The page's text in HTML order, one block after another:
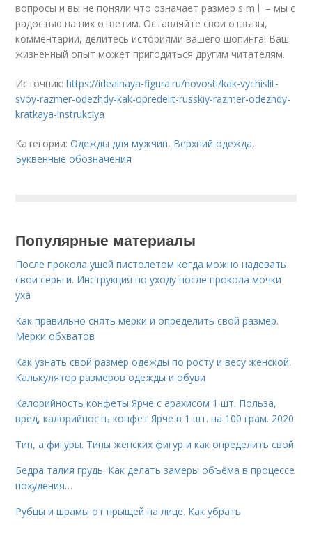
вопросы и вы не поняли что означает размер s m l – мы с
радостью на них ответим. Оставляйте свои отзывы,
комментарии, делитесь историями вашего шопинга! Ваш
жизненный опыт может пригодиться другим читателям.
Источник:https://idealnaya-figura.ru/novosti/kak-vychislit-
svoy-razmer-odezhdy-kak-opredelit-russkiy-razmer-odezhdy-
kratkaya-instrukciya
Категории:Одежды для мужчин, Верхний одежда,
Буквенные обозначения
Популярные материалы
После прокола ушей пистолетом когда можно надевать
свои серьги. Инструкция по уходу после прокола мочки
уха
Как правильно снять мерки и определить свой размер.
Мерки обхватов
Как узнать свой размер одежды по росту и весу женской.
Калькулятор размеров одежды и обуви
Калорийность конфеты Ярче с арахисом 1 шт. Польза,
вред, калорийность конфет Ярче в 1 шт. на 100 грам. 2020
Тип, а фигуры. Типы женских фигур и как определить свой
Бедра талия грудь. Как делать замеры объёма в процессе
похудения…
Рубцы и шрамы от прыщей на лице. Как убрать